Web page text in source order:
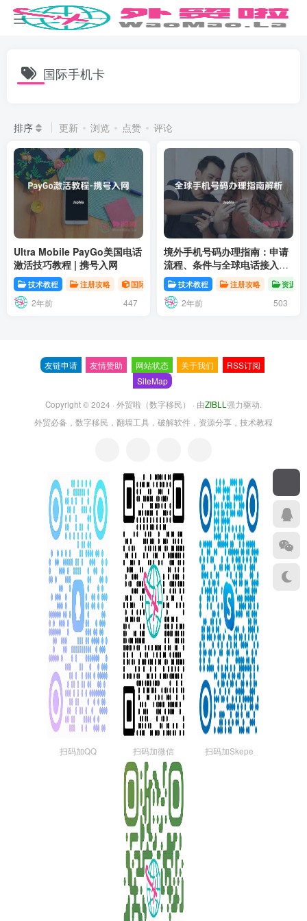
国际手机卡
排序 更新 浏览 点赞 评论
Ultra Mobile PayGo美国电话
激活技巧教程 | 携号入网
技术教程 注册攻略 国际电话
2年前 447
境外手机号码办理指南：申请
流程、条件与全球电话接入服
务 技术教程 注册攻略 资源分
2年前 503
友链申请 友情赞助 网站状态 关于我们
RSS订阅
SiteMap
Copyright © 2024 · 外贸啦（数字移民） · 由ZIBLL强力驱动.
外贸必备，数字移民，翻墙工具，破解软件，资源分享，技术教程
扫码加QQ 扫码加微信 扫码加Skepe